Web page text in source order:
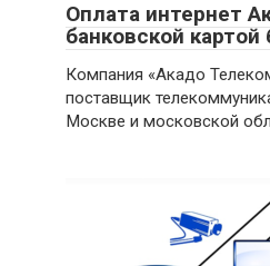
Оплата интернет
банковской картой
Компания «Акадо
поставщик
Москве и московской